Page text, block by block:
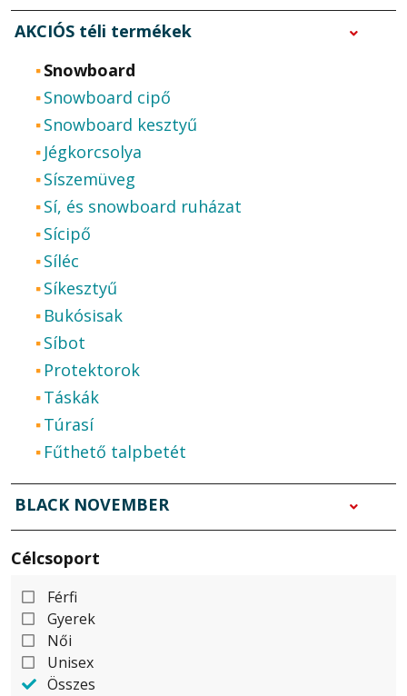
AKCIÓS téli termékek
Snowboard
Snowboard cipő
Snowboard kesztyű
Jégkorcsolya
Síszemüveg
Sí, és snowboard ruházat
Sícipő
Síléc
Síkesztyű
Bukósisak
Síbot
Protektorok
Táskák
Túrasí
Fűthető talpbetét
BLACK NOVEMBER
Célcsoport
Férfi
Gyerek
Női
Unisex
Összes